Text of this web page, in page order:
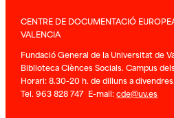
CENTRE DE DOCUMENTACIÓ
VALENCIA
Fundació General de la Universitat de
Biblioteca Ciènces Socials. Campus
Horari: 8.30-20 h. de dilluns a divendres.
Tel. 963 828 747 E-mail:cde@uv.es